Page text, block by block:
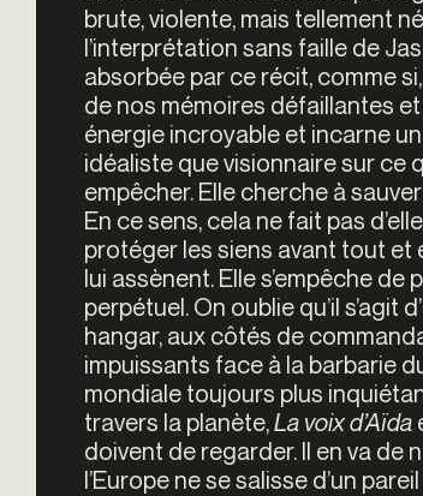
brute, violente, mais tellement
l’interprétation sans faille de
absorbée par ce récit, comme
de nos mémoires défaillantes
énergie incroyable et incarne
idéaliste que visionnaire sur ce
empêcher. Elle cherche à
En ce sens, cela ne fait pas
protéger les siens avant tout et
lui assènent. Elle s’empêche
perpétuel. On oublie qu’il
hangar, aux côtés de
impuissants face à la barbarie
mondiale toujours plus
travers la planète,La voix d’Aïda
doivent de regarder. Il en va de
l’Europe ne se salisse d’un